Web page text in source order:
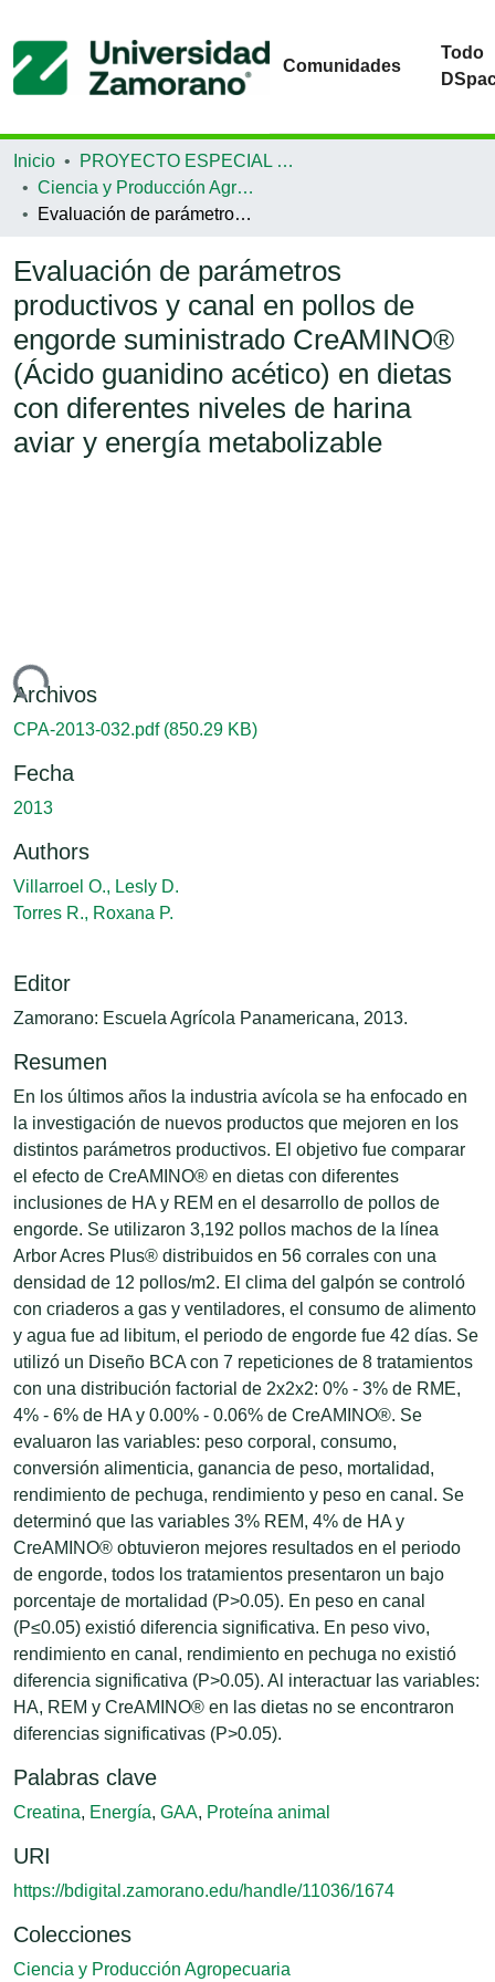
Comunidades
Todo
Inicio
PROYECTO ESPECIAL DE GRADUACIÓN
Ciencia y Producción Agropecuaria
Evaluación de parámetros productivos y canal en pollos de engorde suministrado CreAMINO® (Ácido guanidino acético) en dietas con diferentes niveles de harina aviar y energía metabolizable
Evaluación de parámetros
productivos y canal en pollos de
engorde suministrado CreAMINO®
(Ácido guanidino acético) en dietas
con diferentes niveles de harina
aviar y energía metabolizable
Archivos
CPA-2013-032.pdf (850.29 KB)
Fecha
2013
Authors
Villarroel O., Lesly D.
Torres R., Roxana P.
Editor
Zamorano: Escuela Agrícola Panamericana, 2013.
Resumen
En los últimos años la industria avícola se ha enfocado en
la investigación de nuevos productos que mejoren en los
distintos parámetros productivos. El objetivo fue comparar
el efecto de CreAMINO® en dietas con diferentes
inclusiones de HA y REM en el desarrollo de pollos de
engorde. Se utilizaron 3,192 pollos machos de la línea
Arbor Acres Plus® distribuidos en 56 corrales con una
densidad de 12 pollos/m2. El clima del galpón se controló
con criaderos a gas y ventiladores, el consumo de alimento
y agua fue ad libitum, el periodo de engorde fue 42 días. Se
utilizó un Diseño BCA con 7 repeticiones de 8 tratamientos
con una distribución factorial de 2x2x2: 0% - 3% de RME,
4% - 6% de HA y 0.00% - 0.06% de CreAMINO®. Se
evaluaron las variables: peso corporal, consumo,
conversión alimenticia, ganancia de peso, mortalidad,
rendimiento de pechuga, rendimiento y peso en canal. Se
determinó que las variables 3% REM, 4% de HA y
CreAMINO® obtuvieron mejores resultados en el periodo
de engorde, todos los tratamientos presentaron un bajo
porcentaje de mortalidad (P>0.05). En peso en canal
(P≤0.05) existió diferencia significativa. En peso vivo,
rendimiento en canal, rendimiento en pechuga no existió
diferencia significativa (P>0.05). Al interactuar las variables:
HA, REM y CreAMINO® en las dietas no se encontraron
diferencias significativas (P>0.05).
Palabras clave
Creatina, Energía, GAA, Proteína animal
URI
https://bdigital.zamorano.edu/handle/11036/1674
Colecciones
Ciencia y Producción Agropecuaria